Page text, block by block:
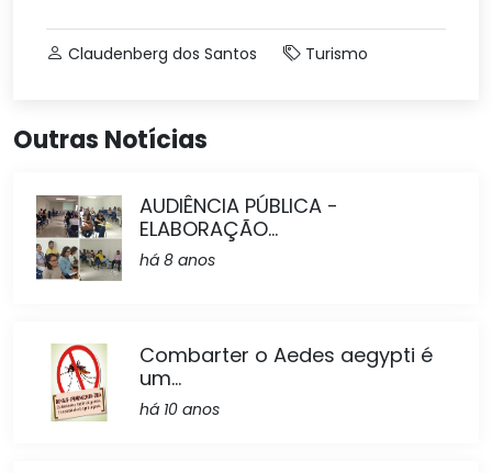
Claudenberg dos Santos Turismo
Outras Notícias
AUDIÊNCIA PÚBLICA -
ELABORAÇÃO...
há 8 anos
Combarter o Aedes aegypti é
um...
há 10 anos